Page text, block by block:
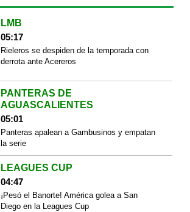
LMB
05:17
Rieleros se despiden de la temporada con
derrota ante Acereros
PANTERAS DE
AGUASCALIENTES
05:01
Panteras apalean a Gambusinos y empatan
la serie
LEAGUES CUP
04:47
¡Pesó el Banorte! América golea a San
Diego en la Leagues Cup